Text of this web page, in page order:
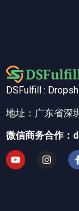
DSFulfill :
地址：广东省深
微信商务合作：